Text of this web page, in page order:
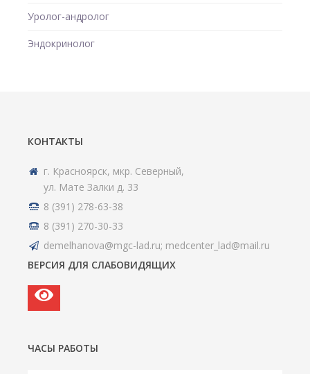
Уролог-андролог
Эндокринолог
КОНТАКТЫ
г. Красноярск, мкр. Северный,
ул. Мате Залки д. 33
8 (391) 278-63-38
8 (391) 270-30-33
demelhanova@mgc-lad.ru; medcenter_lad@mail.ru
ВЕРСИЯ ДЛЯ СЛАБОВИДЯЩИХ
ЧАСЫ РАБОТЫ